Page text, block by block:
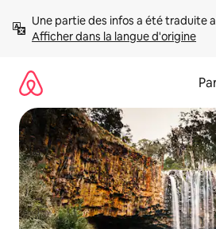
directement
Afficher dans la langue d'origine